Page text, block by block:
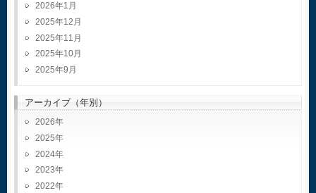
2026年1月
2025年12月
2025年11月
2025年10月
2025年9月
アーカイブ（年別）
2026
2025
2024
2023
2022